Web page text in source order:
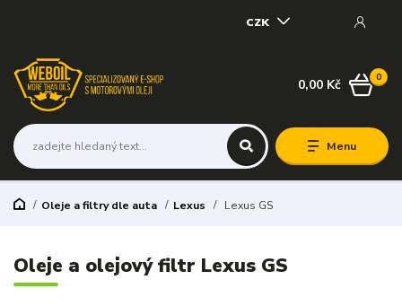
Menu
CZK
0
0,00 Kč
Oleje a filtry dle auta Lexus Lexus GS
Oleje a olejový filtr Lexus GS